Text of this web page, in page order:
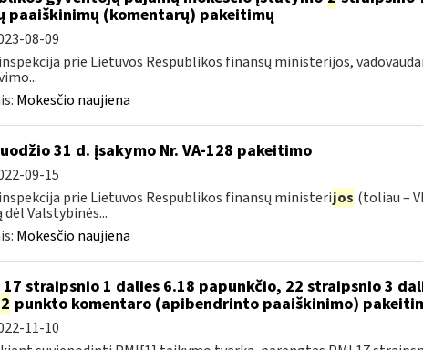
paaiškinimų (komentarų) pakeitimų
08-09
inspekcija prie Lietuvos Respublikos finansų ministerijos,
Mokesčio naujiena
31 d. įsakymo Nr. VA-128 pakeitimo
09-15
inspekcija prie Lietuvos Respublikos finansų ministerijos (toliau –
Valstybinės...
Mokesčio naujiena
straipsnio 1 dalies 6.18 papunkčio, 22 straipsnio 3
2 punkto komentaro (apibendrinto paaiškinimo)
11-10